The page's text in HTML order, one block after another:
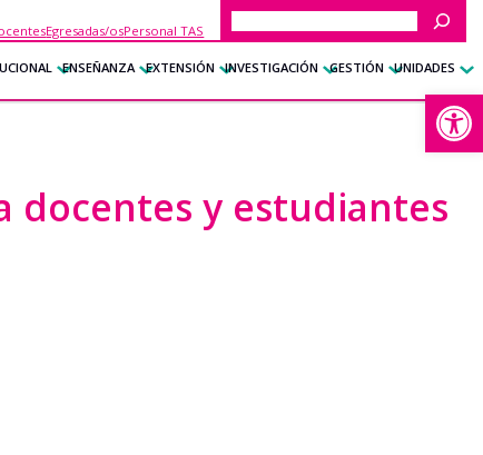
Egresadas/osPersonal TAS
Buscar
ENSEÑANZA EXTENSIÓN INVESTIGACIÓN GESTIÓN UNIDADES
docentes y estudiantes